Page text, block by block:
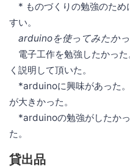
* ものづくりの勉強のため
すい。
arduinoを使ってみたかっ
電子工作を勉強したかっ
く説明して頂いた。
*arduinoに興味があった
が大きかった。
*arduinoの勉強がしたか
た。
貸出品